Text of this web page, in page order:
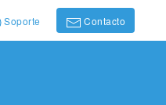
Soporte Contacto